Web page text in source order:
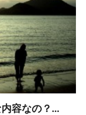
容なの？...